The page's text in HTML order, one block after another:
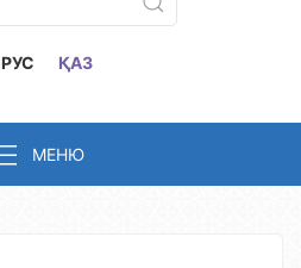
РУС ҚАЗ
МЕНЮ